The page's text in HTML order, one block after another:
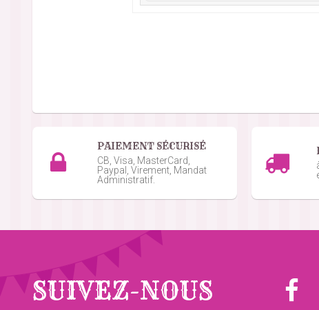
Ange K. le 11/10/2025 suite à une commande du
Sachets très jolis
Très bien
Très bon rapport qualité-prix
PAIEMENT SÉCURISÉ
CB, Visa, MasterCard,
Paypal, Virement, Mandat
Administratif.
SUIVEZ-NOUS